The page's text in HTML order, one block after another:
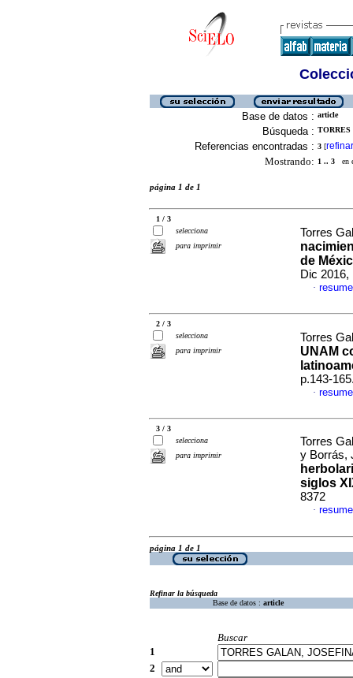
Base de datos : article
Búsqueda :
Referencias encontradas : 3 [refinar
Mostrando: 1 .. 3 en
página 1 de 1
1 / 3
selecciona
para imprimir
Torres
de
Dic 2016,
·
2 / 3
selecciona
para imprimir
Torres
UNAM
p.143-
·
3 / 3
selecciona
para imprimir
Torres
y Borrás,
siglos
8372
·
página 1 de 1
Refinar la búsqueda
Base de datos : article
Buscar
1
2